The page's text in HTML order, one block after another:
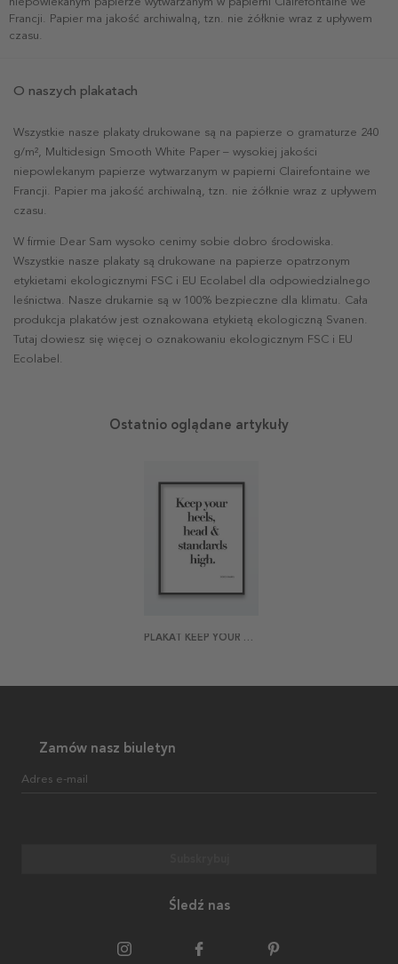
Francji. Papier ma jakość archiwalną, tzn. nie żółknie wraz z upływem
czasu.
O naszych plakatach
Wszystkie nasze plakaty drukowane są na papierze o gramaturze 240
g/m², Multidesign Smooth White Paper – wysokiej jakości
niepowlekanym papierze wytwarzanym w papierni Clairefontaine we
Francji. Papier ma jakość archiwalną, tzn. nie żółknie wraz z upływem
czasu.
W firmie Dear Sam wysoko cenimy sobie dobro środowiska.
Wszystkie nasze plakaty są drukowane na papierze opatrzonym
etykietami ekologicznymi FSC i EU Ecolabel dla odpowiedzialnego
leśnictwa. Nasze drukarnie są w 100% bezpieczne dla klimatu. Cała
produkcja plakatów jest oznakowana etykietą ekologiczną Svanen.
Tutaj dowiesz się więcej o oznakowaniu ekologicznym FSC i EU
Ecolabel.
Ostatnio oglądane artykuły
PLAKAT KEEP YOUR HIGH
Zamów nasz biuletyn
Adres e-mail
Śledź nas